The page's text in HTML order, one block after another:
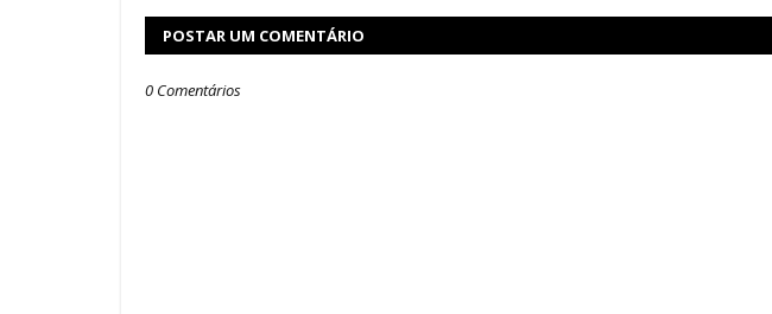
POSTAR UM COMENTÁRIO
0 Comentários